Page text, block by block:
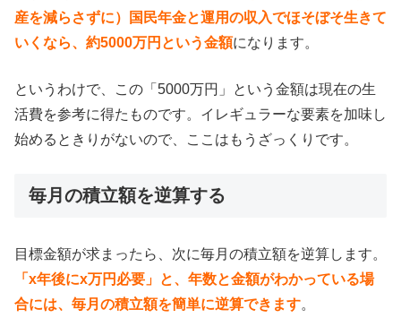
産を減らさずに）国民年金と運用の収入でほそぼそ生きて
いくなら、約5000万円という金額になります。
というわけで、この「5000万円」という金額は現在の生
活費を参考に得たものです。イレギュラーな要素を加味し
始めるときりがないので、ここはもうざっくりです。
毎月の積立額を逆算する
目標金額が求まったら、次に毎月の積立額を逆算します。
「x年後にx万円必要」と、年数と金額がわかっている場
合には、毎月の積立額を簡単に逆算できます。